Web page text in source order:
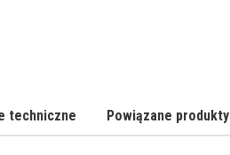
techniczne Powiązane produkty